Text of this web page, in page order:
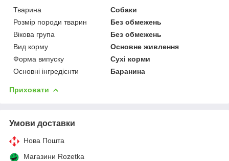
Тварина
Собаки
Розмір породи тварин
Без обмежень
Вікова група
Без обмежень
Вид корму
Основне живлення
Форма випуску
Сухі корми
Основні інгредієнти
Баранина
Приховати
Умови доставки
Нова Пошта
Магазини Rozetka